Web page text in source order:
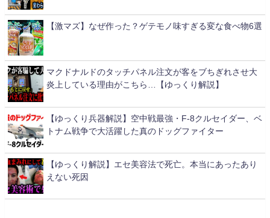
【激マズ】なぜ作った？ゲテモノ味すぎる変な食べ物6選
マクドナルドのタッチパネル注文が客をブちぎれさせ大
炎上している理由がこちら…【ゆっくり解説】
【ゆっくり兵器解説】空中戦最強・F-8クルセイダー、ベ
トナム戦争で大活躍した真のドッグファイター
【ゆっくり解説】エセ美容法で死亡。本当にあったあり
えない死因